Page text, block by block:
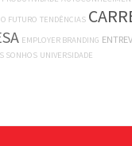
FUTURO TENDÊNCIAS
EMPLOYER BRANDING
SONHOS UNIVERSIDADE